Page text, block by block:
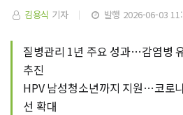
김용식 기자 발행 2026-06-03
질병관리 1년 주요 성과…감염병
추진
HPV 남성청소년까지 지원…코로
선 확대